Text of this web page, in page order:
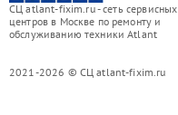
СЦ atlant-fixim.ru - сеть сервисных
центров в Москве по ремонту и
обслуживанию техники Atlant
2021-2026 © СЦ atlant-fixim.ru